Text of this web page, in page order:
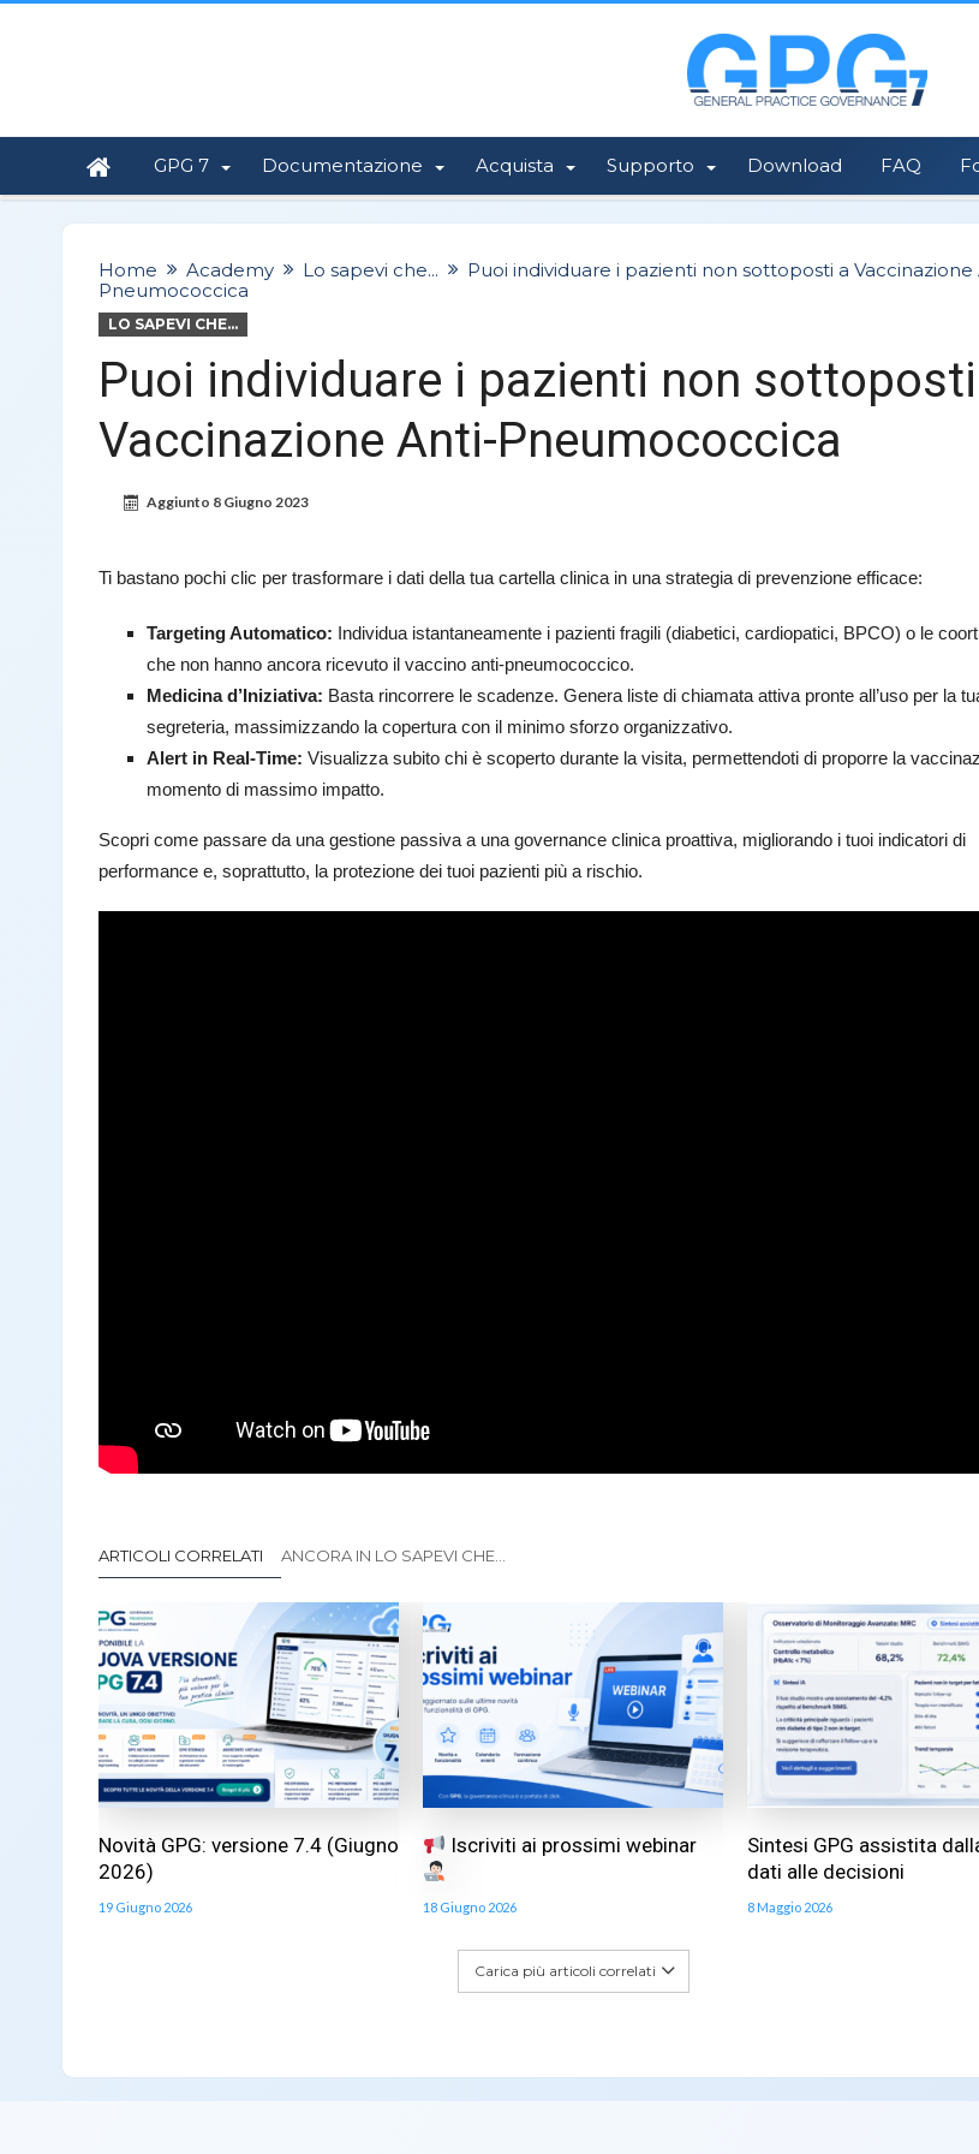
GPG 7 Documentazione Acquista Supporto Download FAQ
Home Academy Lo sapevi che...
Puoi individuare i pazienti non sottoposti a Vaccinazione
Pneumococcica
LO SAPEVI CHE...
Puoi individuare i pazienti non
Vaccinazione Anti-Pneumococcica
Aggiunto 8 Giugno 2023
Ti bastano pochi clic per trasformare i dati della tua cartella clinica in una strategia di prevenzione efficace:
Targeting Automatico: Individua istantaneamente i pazienti fragili (diabetici, cardiopatici, BPCO) o le
che non hanno ancora ricevuto il vaccino anti-pneumococcico.
Medicina d’Iniziativa: Basta rincorrere le scadenze. Genera liste di chiamata attiva pronte all’uso per la
segreteria, massimizzando la copertura con il minimo sforzo organizzativo.
Alert in Real-Time: Visualizza subito chi è scoperto durante la visita, permettendoti di proporre la
momento di massimo impatto.
Scopri come passare da una gestione passiva a una governance clinica proattiva, migliorando i tuoi indicatori di
performance e, soprattutto, la protezione dei tuoi pazienti più a rischio.
ARTICOLI CORRELATI ANCORA IN LO SAPEVI CHE...
Novità GPG: versione 7.4 (Giugno
2026)
19 Giugno 2026
Iscriviti ai prossimi webinar
18 Giugno 2026
Sintesi GPG assistita
dati alle decisioni
8 Maggio 2026
Carica più articoli correlati